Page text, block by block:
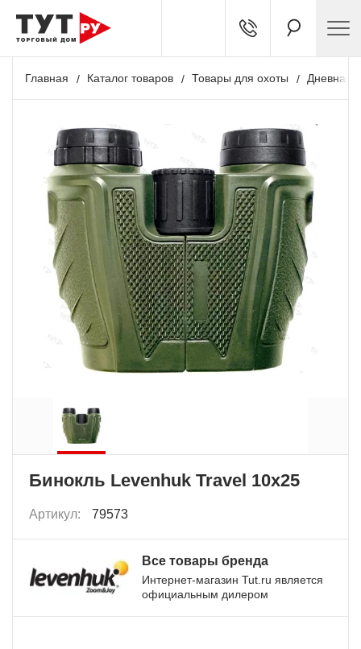
Главная Каталог товаров Товары для охоты Дневная
Бинокль Levenhuk Travel 10x25
Артикул: 79573
Все товары бренда
Интернет-магазин Tut.ru является
официальным дилером